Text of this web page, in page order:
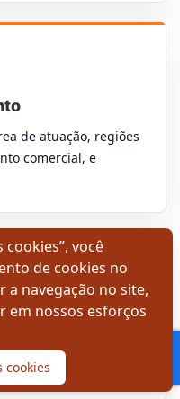
de atuação, regiões
comercial, e
pode avançar para
cookies”, você
de cookies no
navegação no site,
em nossos esforços
cookies